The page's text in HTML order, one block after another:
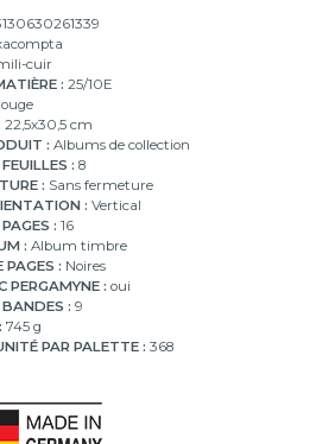
cuir
: 25/10E
22,5x30,5 cm
: Albums de collection
: 8
: Sans fermeture
: Vertical
: 16
: Album timbre
PAGES : Noires
PERGAMYNE : oui
: 9
745 g
PAR PALETTE : 368